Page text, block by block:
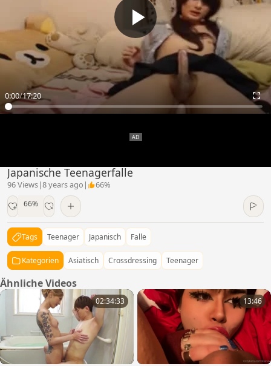
0:00/17:20
Japanische Teenagerfalle
96 Views|8 years ago | 66%
66%
Tags Teenager Japanisch Falle
Kategorien Asiatisch Crossdressing Teenager
Ähnliche Videos
02:34:33 13:46